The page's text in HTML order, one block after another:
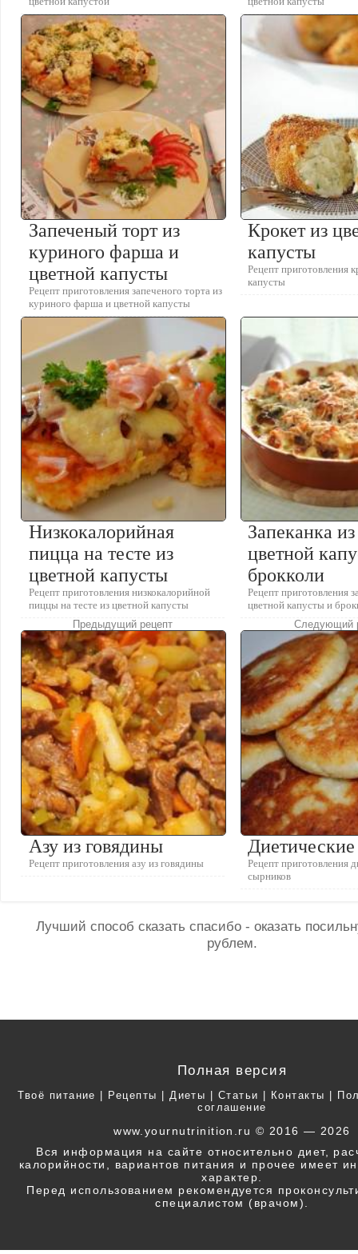
Запеченый торт из
куриного фарша и
цветной капусты
Рецепт приготовления запеченого торта из
куриного фарша и цветной капусты
Крокет из
капусты
Рецепт приготовления
капусты
Низкокалорийная
пицца на тесте из
цветной капусты
Рецепт приготовления низкокалорийной
пиццы на тесте из цветной капусты
Запеканка
цветной
брокколи
Рецепт приготовления
цветной капусты и
Предыдущий рецепт
Азу из говядины
Рецепт приготовления азу из говядины
Следующий
Рецепт приготовления
сырников
Лучший способ сказать спасибо - оказать
рублем.
Полная версия
Твоё питание Рецепты |Диеты Статьи Контакты
соглашение
www.yournutrinition.ru © 2016 — 2026
Вся информация на сайте относительно диет,
калорийности, вариантов питания и прочее имеет
характер.
Перед использованием рекомендуется
специалистом (врачом).